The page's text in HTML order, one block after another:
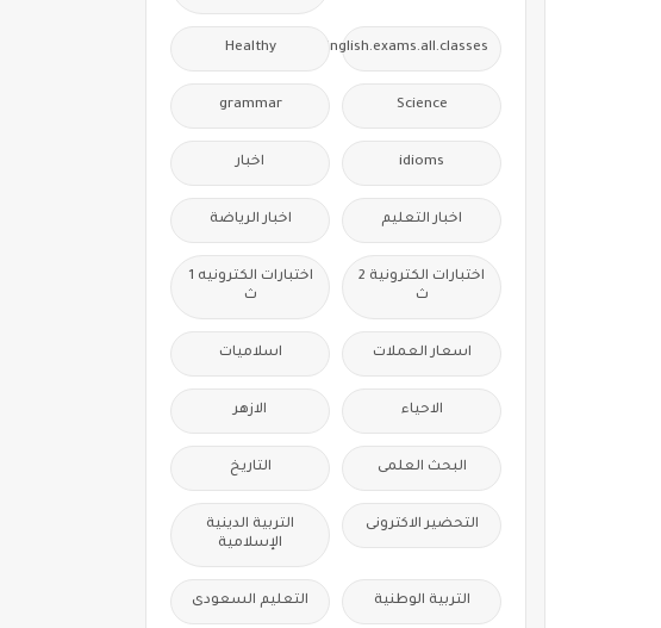
Free.English.exams.all.classes
Healthy
Science
grammar
idioms اخبار
اخبار التعليم اخبار الرياضة
اختبارات الكترونية 2
ث
اختبارات الكترونيه 1
ث
اسعار العملات اسلاميات
الاحياء الازهر
البحث العلمى التاريخ
التحضير الاكترونى
التربية الدينية
الإسلامية
التربية الوطنية التعليم السعودى